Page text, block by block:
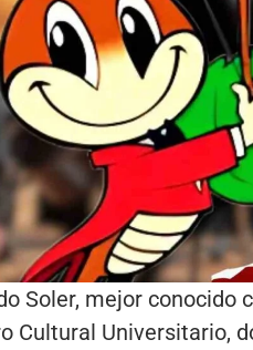
Soler, mejor conocido
Cultural Universitario,